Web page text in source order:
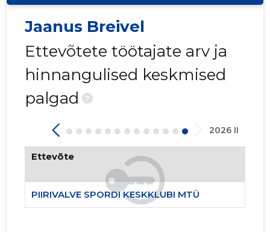
Jaanus Breivel
Ettevõtete töötajate arv ja
hinnangulised keskmised
palgad
?
2026 II
Ettevõte
PIIRIVALVE SPORDI KESKKLUBI MTÜ